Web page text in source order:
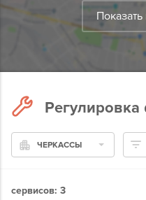
Показать
ЧЕРКАССЫ
сервисов: 3